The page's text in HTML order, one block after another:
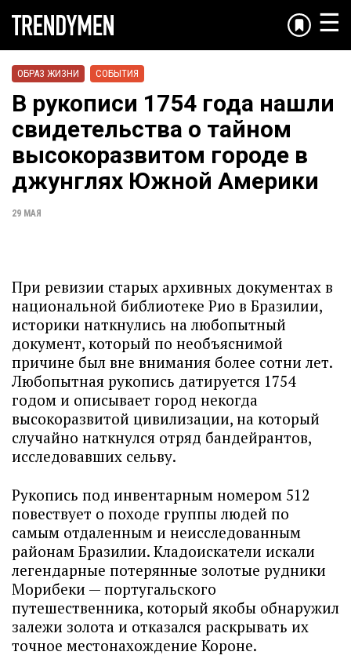
☰
ОБРАЗ ЖИЗНИ СОБЫТИЯ
В рукописи 1754 года нашли
свидетельства о тайном
высокоразвитом городе в
джунглях Южной Америки
29 МАЯ
При ревизии старых архивных документах в
национальной библиотеке Рио в Бразилии,
историки наткнулись на любопытный
документ, который по необъяснимой
причине был вне внимания более сотни лет.
Любопытная рукопись датируется 1754
годом и описывает город некогда
высокоразвитой цивилизации, на который
случайно наткнулся отряд бандейрантов,
исследовавших сельву.
Рукопись под инвентарным номером 512
повествует о походе группы людей по
самым отдаленным и неисследованным
районам Бразилии. Кладоискатели искали
легендарные потерянные золотые рудники
Морибеки — португальского
путешественника, который якобы обнаружил
залежи золота и отказался раскрывать их
точное местонахождение Короне.